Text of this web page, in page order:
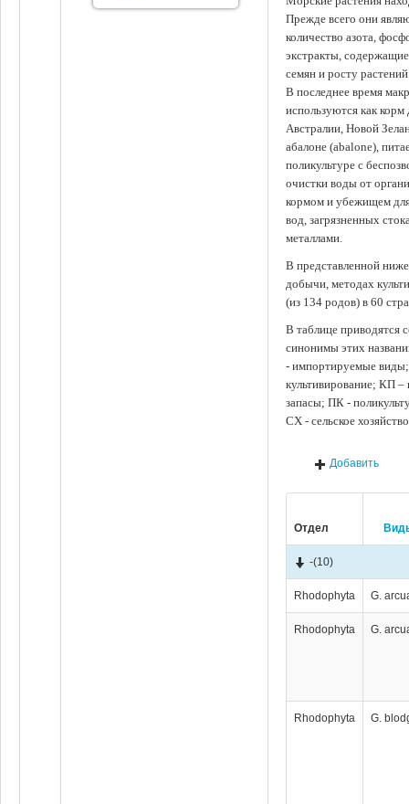
Прежде всего они
количество азота,
экстракты,
семян и росту
В последнее время
используются как
Австралии, Новой
абалоне (abalone),
поликультуре с
очистки воды от
кормом и убежищем
вод, загрязненных
металлами.
В представленной
добычи, методах
(из 134 родов) в 60
В таблице приводятся
синонимы этих
- импортируемые
культивирование; КП
запасы; ПК -
СХ - сельское
Добавить
Отдел
-(10)
Rhodophyta G.
Rhodophyta G.
Rhodophyta G.